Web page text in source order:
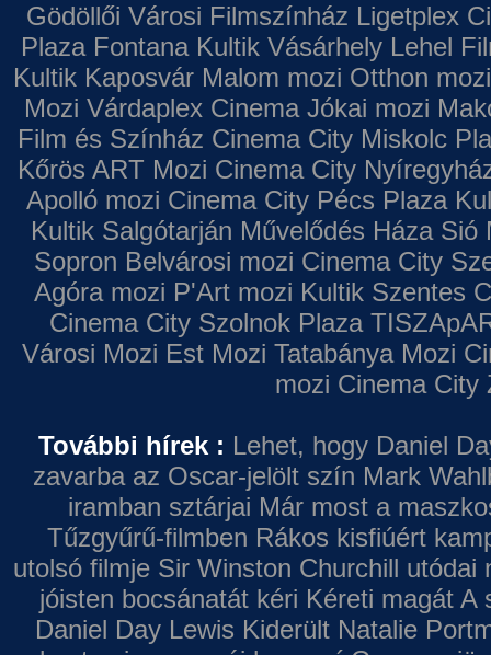
Gödöllői Városi Filmszínház Ligetplex
Plaza Fontana Kultik Vásárhely Lehel
Kultik Kaposvár Malom mozi Otthon mozi
Mozi Várdaplex Cinema Jókai mozi
Film és Színház Cinema City Miskolc
Kőrös ART Mozi Cinema City
Apolló mozi Cinema City Pécs Plaza
Kultik Salgótarján Művelődés Háza Sió
Sopron Belvárosi mozi Cinema City
Agóra mozi P'Art mozi Kultik Szentes
Cinema City Szolnok Plaza
Városi Mozi Est Mozi Tatabánya Mozi
mozi Cinema City
További hírek : Lehet, hogy Daniel
zavarba az Oscar-jelölt szín Mark
iramban sztárjai Már most a
Tűzgyűrű-filmben Rákos kisfiúért
utolsó filmje Sir Winston Churchill utódai
jóisten bocsánatát kéri Kéreti magát A
Daniel Day Lewis Kiderült Natalie